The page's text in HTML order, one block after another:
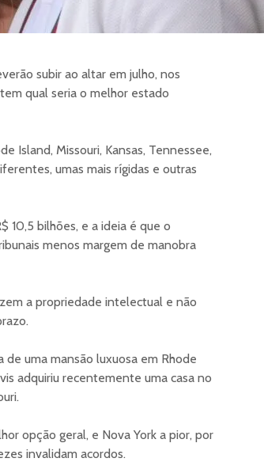
subir ao altar em julho, nos
qual seria o melhor estado
Island, Missouri, Kansas, Tennessee,
umas mais rígidas e outras
10,5 bilhões, e a ideia é que o
menos margem de manobra
a propriedade intelectual e não
uma mansão luxuosa em Rhode
adquiriu recentemente uma casa no
opção geral, e Nova York a pior, por
invalidam acordos.